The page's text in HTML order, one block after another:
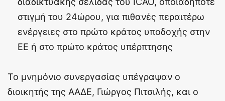
στιγμή του 24ώρου, για πιθανές περαιτέρω
ενέργειες στο πρώτο κράτος υποδοχής στην
ΕΕ ή στο πρώτο κράτος υπέρπτησης
Το μνημόνιο συνεργασίας υπέγραψαν ο
διοικητής της ΑΑΔΕ, Γιώργος Πιτσιλής, και ο